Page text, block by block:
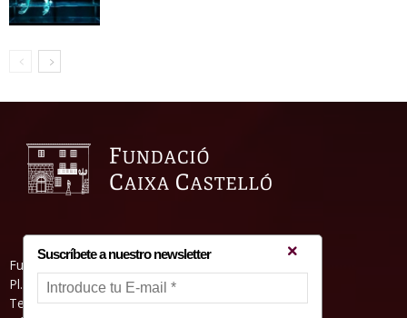
Fundació Caixa Castelló • Casa Abadía
Pl. de l’Herba, s/nº. 12001 Castelló de la Plana
Telèfon 964 232 551 • Fax 964 231 550
Suscríbete a nuestro newsletter